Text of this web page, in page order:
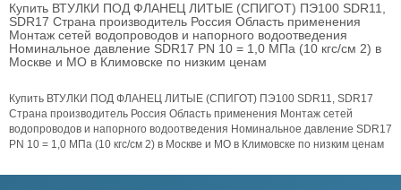
Купить ВТУЛКИ ПОД ФЛАНЕЦ ЛИТЫЕ (СПИГОТ) ПЭ100 SDR11,
SDR17 Страна производитель Россия Область применения
Монтаж сетей водопроводов и напорного водоотведения
Номинальное давление SDR17 PN 10 = 1,0 МПа (10 кгс/см 2) в
Москве и МО в Климовске по низким ценам
Купить ВТУЛКИ ПОД ФЛАНЕЦ ЛИТЫЕ (СПИГОТ) ПЭ100 SDR11, SDR17
Страна производитель Россия Область применения Монтаж сетей
водопроводов и напорного водоотведения Номинальное давление SDR17
PN 10 = 1,0 МПа (10 кгс/см 2) в Москве и МО в Климовске по низким ценам